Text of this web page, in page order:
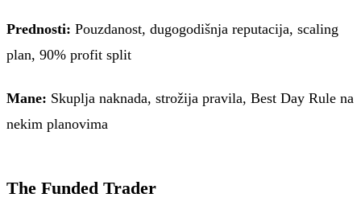
Prednosti: Pouzdanost, dugogodišnja reputacija, scaling
plan, 90% profit split
Mane: Skuplja naknada, strožija pravila, Best Day Rule na
nekim planovima
The Funded Trader